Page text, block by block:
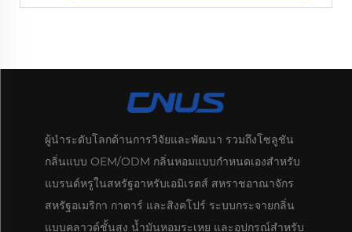
ผู้นำระดับโลกด้านการวิจัยและพัฒนา รวมถึงโซลูชัน
กลิ่นแบบ OEM/ODM กลิ่นหอมแบบกำหนดเองสำหรับ
แบรนด์หรูในสหรัฐอาหรับเอมิเรตส์ สหราชอาณาจักร
สหรัฐอเมริกา กาตาร์ และสิงคโปร์ ระบบกระจายกลิ่น
แบบคลาวด์ชั้นสูง น้ำมันหอมระเหย และอุปกรณ์สำหรับ